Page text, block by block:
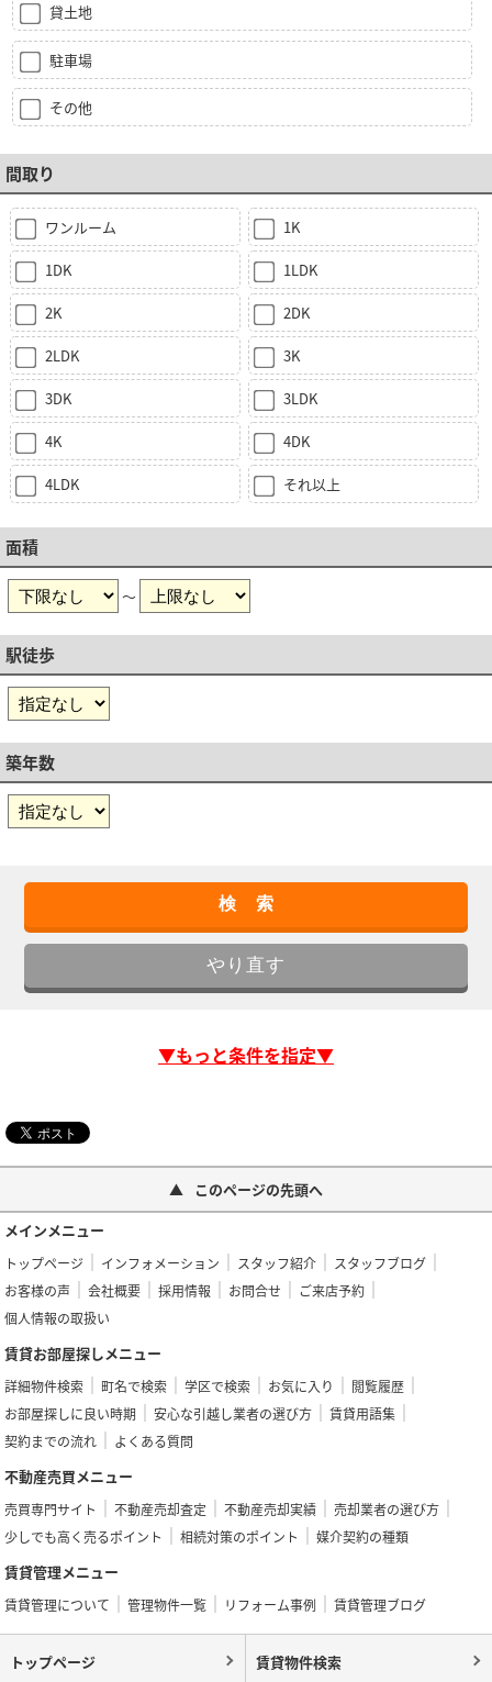
貸土地
駐車場
その他
間取り
ワンルーム 1K
1DK 1LDK
2K 2DK
2LDK 3K
3DK 3LDK
4K 4DK
4LDK それ以上
面積
～
駅徒歩
築年数
▼もっと条件を指定▼
このページの先頭へ
メインメニュー
トップページ インフォメーション スタッフ紹介
スタッフブログ
お客様の声
会社概要 採用情報 お問合せ
ご来店予約
個人情報の取扱い
賃貸お部屋探しメニュー
詳細物件検索 町名で検索 学区で検索 お気に入り
閲覧履歴
お部屋探しに良い時期
安心な引越し業者の選び方
賃貸用語集
契約までの流れ
よくある質問
不動産売買メニュー
売買専門サイト 不動産売却査定 不動産売却実績
売却業者の選び方
少しでも高く売るポイント
相続対策のポイント 媒介契約の種類
賃貸管理メニュー
賃貸管理について 管理物件一覧 リフォーム事例 賃貸管理ブログ
トップページ 賃貸物件検索